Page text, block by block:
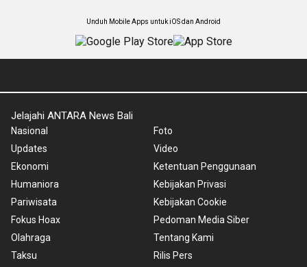
Unduh Mobile Apps untuk iOS dan Android
Jelajahi ANTARA News Bali
Nasional
Updates
Ekonomi
Humaniora
Pariwisata
Fokus Hoax
Olahraga
Taksu
Foto
Video
Ketentuan Penggunaan
Kebijakan Privasi
Kebijakan Cookie
Pedoman Media Siber
Tentang Kami
Rilis Pers